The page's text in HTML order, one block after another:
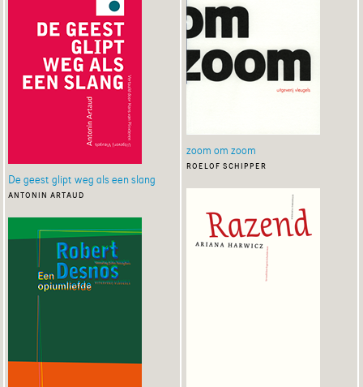
De geest glipt weg als een slang
antonin artaud
zoom om zoom
roelof schipper